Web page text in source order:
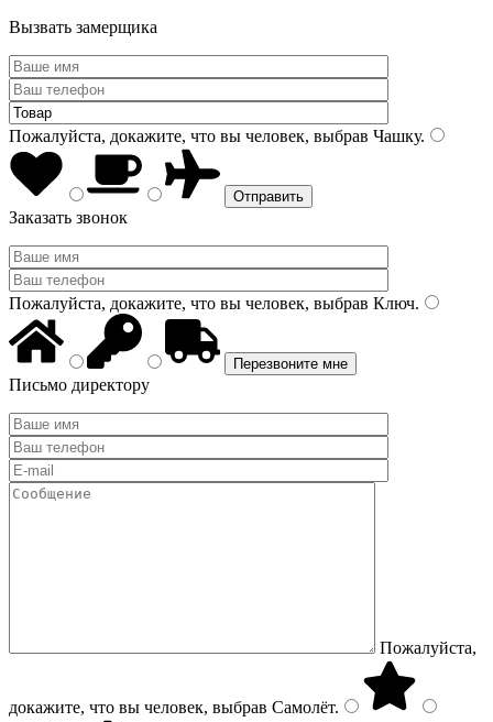
Вызвать замерщика
Пожалуйста, докажите, что вы человек, выбрав Чашку.
Заказать звонок
Пожалуйста, докажите, что вы человек, выбрав Ключ.
Письмо директору
Пожалуйста,
докажите, что вы человек, выбрав Самолёт.